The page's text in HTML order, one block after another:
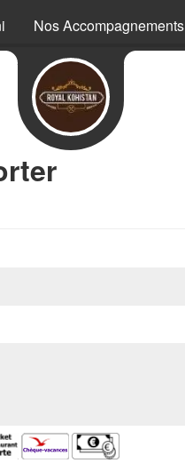
Nos Accompagnements